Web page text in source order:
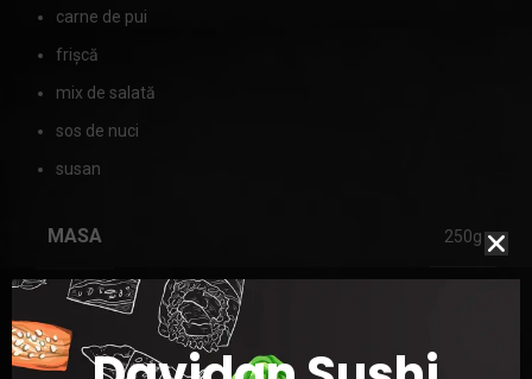
carne de pui
frișcă
mix de salată
sos de nuci
susan
MASA 250g
ADAUGĂ ÎN COȘ